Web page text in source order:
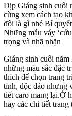
Dịp Giáng sinh cuối
cùng xem cách tạo
đôi là gì nhé Bí
Những mẫu váy
trọng và nhã nhặn
Giáng sinh cuối
những màu sắc đặc
thích để chọn trang
tính, độc đáo nhưng
tiết caro mang lại.Ở
hay các chi tiết trang